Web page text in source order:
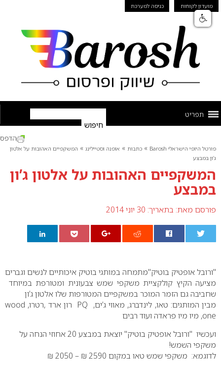
מועדון לקוחות כניסה למערכת
תפריט
פורטל היופי הישראלי Barosh » כתבות » אופנה וסטיילינג » המשקפיים האהובות על אלטון
ג’ון במבצע
המשקפיים האהובות על אלטון ג’ון
במבצע
פורסם מאת: בתאריך: 30 יוני 2014
הדפס
"ורובל אופטיק בוטיק"מתמחה במותגי בוטיק איכותיים לנשים וגברים
מציעה הקיץ קולקציית משקפי שמש צבעונית ומטורפת במיוחד
שחביבה גם הזמר המוכר במשקפיים המטורפות שלו אלטון ג’ון
מבין המותגים: טאו, לינדברג, מאווי ג’ים, PQ רון ארד ,רטרו, wood
one, מיו מיו פראדה ועוד רבים
ועכשיו "ורובל אופטיק בוטיק" יוצאת במבצע 20 אחוזי הנחה על
משקפי השמש!
לדוגמא: משקפי שמש טאו במקום 2590 ₪ – 2050 ₪